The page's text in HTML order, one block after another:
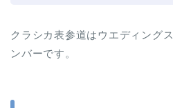
クラシカ表参道はウエディング
ンバーです。